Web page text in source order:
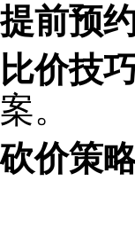
提前预
比价技
案。
砍价策